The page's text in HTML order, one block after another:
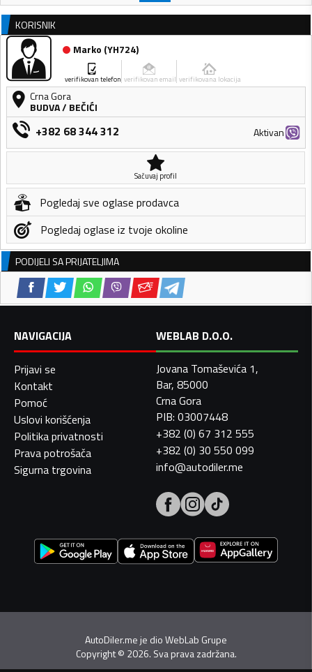
KORISNIK
Marko (YH724)
verifikovan telefon verifikovan email verifikovana lokacija
Crna Gora
BUDVA/ BEČIĆI
+382 68 344 312 Aktivan
Sačuvaj profil
Pogledaj sve oglase prodavca
Pogledaj oglase iz tvoje okoline
PODIJELI SA PRIJATELJIMA
NAVIGACIJA
Prijavi se
Kontakt
Pomoć
Uslovi korišćenja
Politika privatnosti
Prava potrošača
Sigurna trgovina
WEBLAB D.O.O.
Jovana Tomaševića 1,
Bar, 85000
Crna Gora
PIB: 03007448
+382 (0) 67 312 555
+382 (0) 30 550 099
info@autodiler.me
AutoDiler.me je dioWebLab Grupe
Copyright© 2026. Sva prava zadržana.